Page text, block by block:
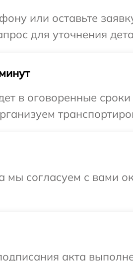
или оставьте
для уточнения
в оговоренные
мы согласуем с вами
акта